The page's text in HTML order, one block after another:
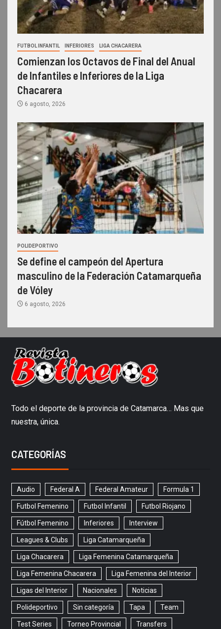
FUTBOL INFANTIL INFERIORES LIGA CHACARERA
Comienzan los Octavos de Final del Anual
de Infantiles e Inferiores de la Liga
Chacarera
6 agosto, 2026
POLIDEPORTIVO
Se define el campeón del Apertura
masculino de la Federación Catamarqueña
de Vóley
6 agosto, 2026
Todo el deporte de la provincia de Catamarca… Mas que
nuestra, única.
CATEGORÍAS
Audio Federal A Federal Amateur Formula 1
Futbol Femenino Futbol Infantil Futbol Riojano
Fútbol Femenino Inferiores Interview
Leagues & Clubs Liga Catamarqueña
Liga Chacarera Liga Femenina Catamarqueña
Liga Femenina Chacarera Liga Femenina del Interior
Ligas del Interior Nacionales Noticias
Polideportivo Sin categoría Tapa Team
Test Series Torneo Provincial Transfers